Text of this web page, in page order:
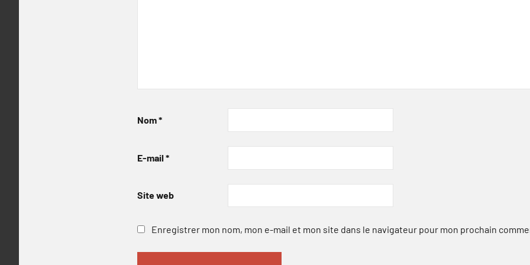
Nom*
E-mail *
Site web
Enregistrer mon nom, mon e-mail et mon site dans le navigateur pour mon prochain